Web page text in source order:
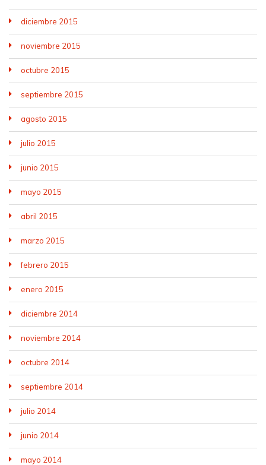
diciembre 2015
noviembre 2015
octubre 2015
septiembre 2015
agosto 2015
julio 2015
junio 2015
mayo 2015
abril 2015
marzo 2015
febrero 2015
enero 2015
diciembre 2014
noviembre 2014
octubre 2014
septiembre 2014
julio 2014
junio 2014
mayo 2014